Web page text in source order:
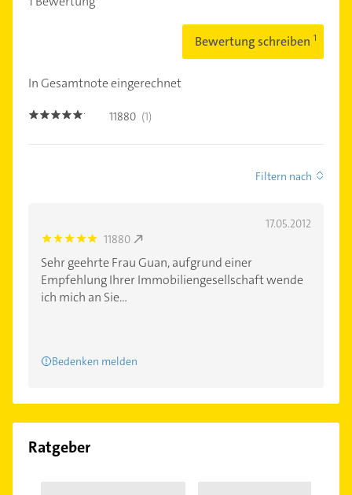
Bewertung schreiben
In Gesamtnote eingerechnet
5.0 11880 (1)
Filtern nach
17.05.2012
5.0 11880
Sehr geehrte Frau Guan, aufgrund einer
Empfehlung Ihrer Immobiliengesellschaft wende
ich mich an Sie...
Bedenken melden
Ratgeber